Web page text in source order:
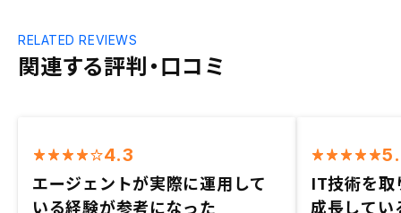
関連する評判・口コミ
RELATED REVIEWS
4.3
エージェントが実際に運用して
いる経験が参考になった
IT技術を取
成長してい